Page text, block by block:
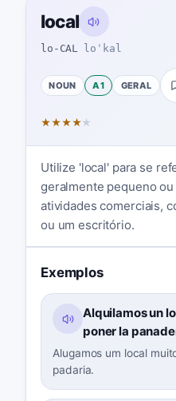
local
lo-CAL loˈkal
NOUN A1 GERAL
★★★★★
Utilize 'local' para se
geralmente pequeno
atividades comerciais,
ou um escritório.
Exemplos
Alquilamos un
poner la
Alugamos um local
padaria.